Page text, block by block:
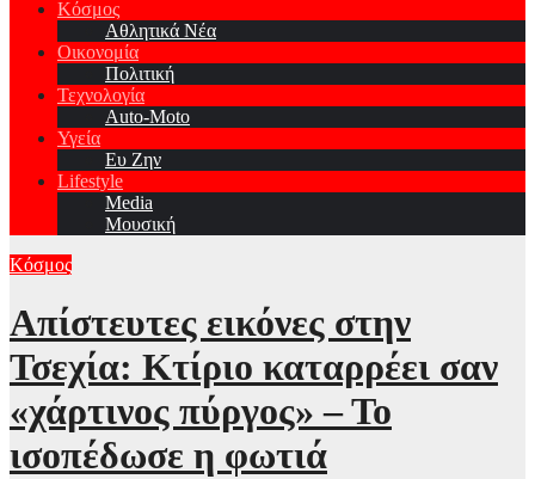
Κόσμος
Αθλητικά Νέα
Οικονομία
Πολιτική
Τεχνολογία
Auto-Moto
Υγεία
Ευ Ζην
Lifestyle
Media
Μουσική
Κόσμος
Απίστευτες εικόνες στην
Τσεχία: Κτίριο καταρρέει σαν
«χάρτινος πύργος» – Το
ισοπέδωσε η φωτιά